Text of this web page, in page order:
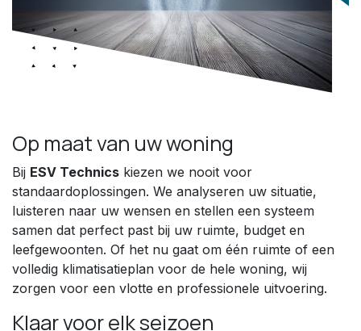
Op maat van uw woning
Bij ESV Technics kiezen we nooit voor
standaardoplossingen. We analyseren uw situatie,
luisteren naar uw wensen en stellen een systeem
samen dat perfect past bij uw ruimte, budget en
leefgewoonten. Of het nu gaat om één ruimte of een
volledig klimatisatieplan voor de hele woning, wij
zorgen voor een vlotte en professionele uitvoering.
Klaar voor elk seizoen